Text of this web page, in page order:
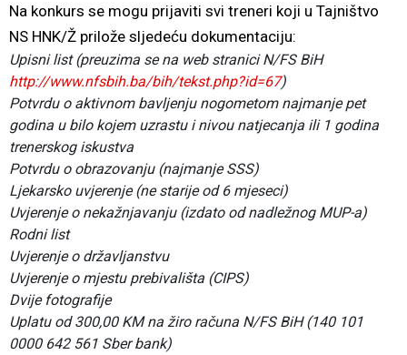
Na konkurs se mogu prijaviti svi treneri koji u Tajništvo
NS HNK/Ž prilože sljedeću dokumentaciju:
Upisni list (preuzima se na web stranici N/FS BiH
http://www.nfsbih.ba/bih/tekst.php?id=67)
Potvrdu o aktivnom bavljenju nogometom najmanje pet
godina u bilo kojem uzrastu i nivou natjecanja ili 1 godina
trenerskog iskustva
Potvrdu o obrazovanju (najmanje SSS)
Ljekarsko uvjerenje (ne starije od 6 mjeseci)
Uvjerenje o nekažnjavanju (izdato od nadležnog MUP-a)
Rodni list
Uvjerenje o državljanstvu
Uvjerenje o mjestu prebivališta (CIPS)
Dvije fotografije
Uplatu od 300,00 KM na žiro računa N/FS BiH (140 101
0000 642 561 Sber bank)